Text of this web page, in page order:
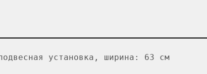
установка, ширина: 63 см